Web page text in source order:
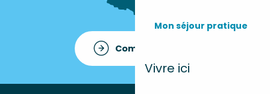
Mon séjour pratique
Vivre ici
Comment venir ?